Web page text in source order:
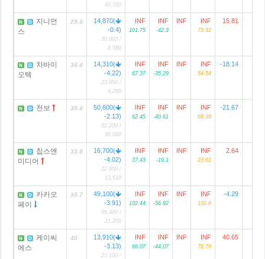
40,700
N D
지니언
스
29.4
14,870(
-0.4)
30,000 /
8,580
INF
101.75
INF
-42.3
INF INF
73.31
15.81
N D
차바이
오텍
34.4
14,310(
-4.22)
23,950 /
9,260
INF
67.37
INF
-35.29
INF INF
54.54
-18.14
N D 천보 39.4
50,600(
-2.13)
82,200 /
30,050
INF
62.45
INF
-40.61
INF INF
68.39
-21.67
N D
칩스앤
미디어
33.8
16,700(
-4.02)
22,950 /
13,510
INF
37.43
INF
-19.1
INF INF
23.61
2.64
N D
카카오
페이
35.7
49,100(
-3.91)
99,400 /
21,200
INF
102.44
INF
-56.82
INF INF
131.6
-4.29
N D
케이씨
에스
40
13,910(
-3.13)
23,100 /
INF
66.07
INF
-44.07
INF INF
78.79
40.65